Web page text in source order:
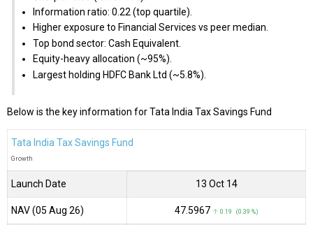
Information ratio: 0.22 (top quartile).
Higher exposure to Financial Services vs peer median.
Top bond sector: Cash Equivalent.
Equity-heavy allocation (~95%).
Largest holding HDFC Bank Ltd (~5.8%).
Below is the key information for Tata India Tax Savings Fund
Tata India Tax Savings Fund
Growth
Launch Date 13 Oct 14
NAV (05 Aug 26) ₹47.5967 ↑ 0.19 (0.39 %)